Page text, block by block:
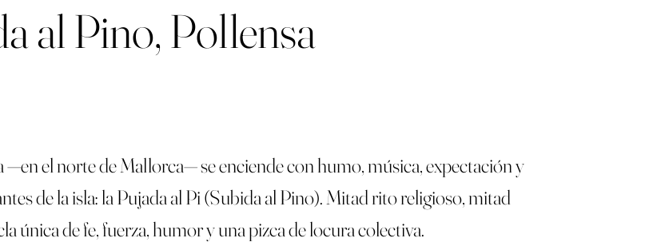
al Pino, Pollensa
—en el norte de Mallorca— se enciende con humo, música, expectación y
de la isla: la Pujada al Pi (Subida al Pino). Mitad rito religioso, mitad
única de fe, fuerza, humor y una pizca de locura colectiva.